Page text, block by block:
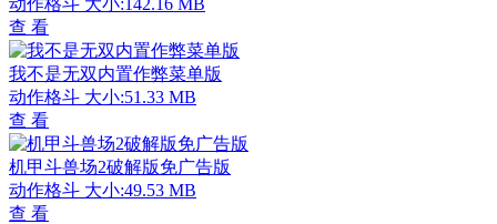
查 看
我不是无双内置作弊菜单版
动作格斗 大小:51.33 MB
查 看
机甲斗兽场2破解版免广告版
动作格斗 大小:49.53 MB
查 看